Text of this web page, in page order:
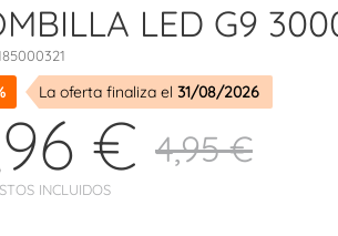
LED G9
La oferta finaliza el 31/08/2026
€
INCLUIDOS
4,95 €